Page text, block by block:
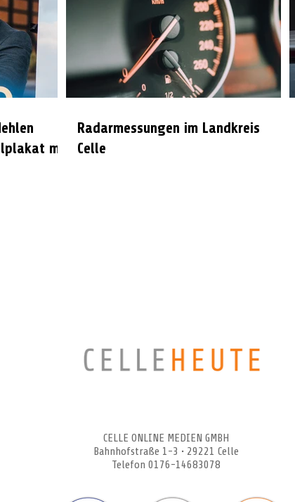
mit
Radarmessungen im Landkreis
Celle
CELLE ONLINE MEDIEN GMBH
Bahnhofstraße 1-3 • 29221 Celle
Telefon 0176-14683078